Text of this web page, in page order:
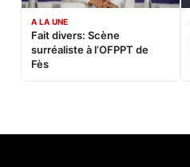
A LA UNE
Fait divers: Scène
surréaliste à l’OFPPT de
Fès